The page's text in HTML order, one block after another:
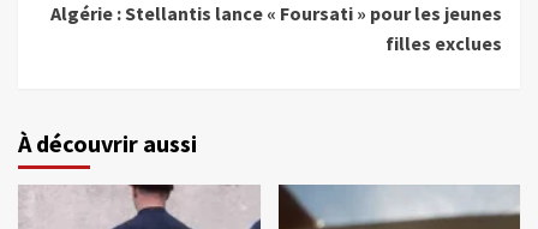
Algérie : Stellantis lance « Foursati » pour les jeunes
filles exclues
À découvrir aussi